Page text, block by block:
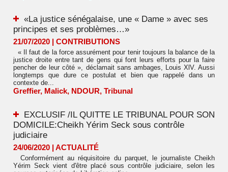
«La justice sénégalaise, une « Dame » avec ses
principes et ses problèmes…»
21/07/2020 | CONTRIBUTIONS
« Il faut de la force assurément pour tenir toujours la balance de la
justice droite entre tant de gens qui font leurs efforts pour la faire
pencher de leur côté », déclamait sans ambages, Louis XlV. Aussi
longtemps que dure ce postulat et bien que rappelé dans un
contexte de...
Greffier, Malick, NDOUR, Tribunal
EXCLUSIF /IL QUITTE LE TRIBUNAL POUR SON
DOMICILE:Cheikh Yérim Seck sous contrôle
judiciaire
24/06/2020 | ACTUALITÉ
Conformément au réquisitoire du parquet, le journaliste Cheikh
Yérim Seck vient d'être placé sous contrôle judiciaire, selon les